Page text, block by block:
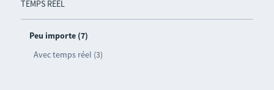
TEMPS RÉEL
Peu importe (7)
Avec temps réel (3)